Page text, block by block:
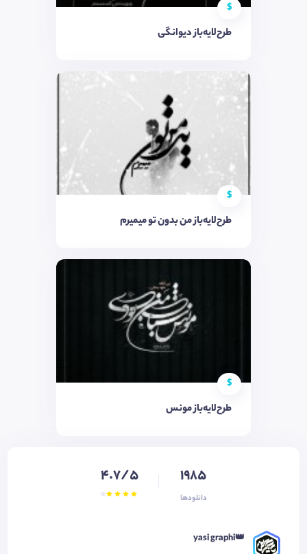
$
طرح‌لایه‌باز دیوانگی
$
طرح‌لایه‌باز من بدون تو میمیرم
$
طرح‌لایه‌باز مونس
1985
دانلودها
4.7/5
👑yasi graphi